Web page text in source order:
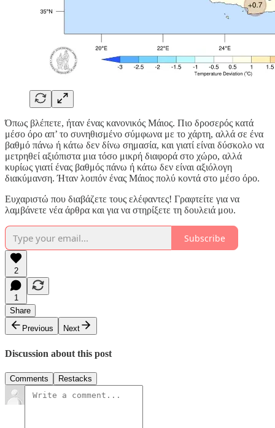
Όπως βλέπετε, ήταν ένας κανονικός Μάιος. Πιο δροσερός κατά
μέσο όρο απ’ το συνηθισμένο σύμφωνα με το χάρτη, αλλά σε ένα
βαθμό πάνω ή κάτω δεν δίνω σημασία, και γιατί είναι δύσκολο να
μετρηθεί αξιόπιστα μια τόσο μικρή διαφορά στο χώρο, αλλά
κυρίως γιατί ένας βαθμός πάνω ή κάτω δεν είναι αξιόλογη
διακύμανση. Ήταν λοιπόν ένας Μάιος πολύ κοντά στο μέσο όρο.
Ευχαριστώ που διαβάζετε τους ελέφαντες! Γραφτείτε για να
λαμβάνετε νέα άρθρα και για να στηρίξετε τη δουλειά μου.
Subscribe
2
1
Share
Previous
Next
Discussion about this post
Comments Restacks